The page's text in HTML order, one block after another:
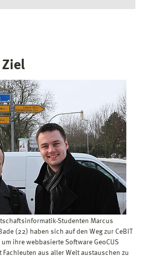
Studenten Marcus
(22) haben sich auf den Weg zur CeBIT
ihre webbasierte Software GeoCUS
aus aller Welt austauschen zu